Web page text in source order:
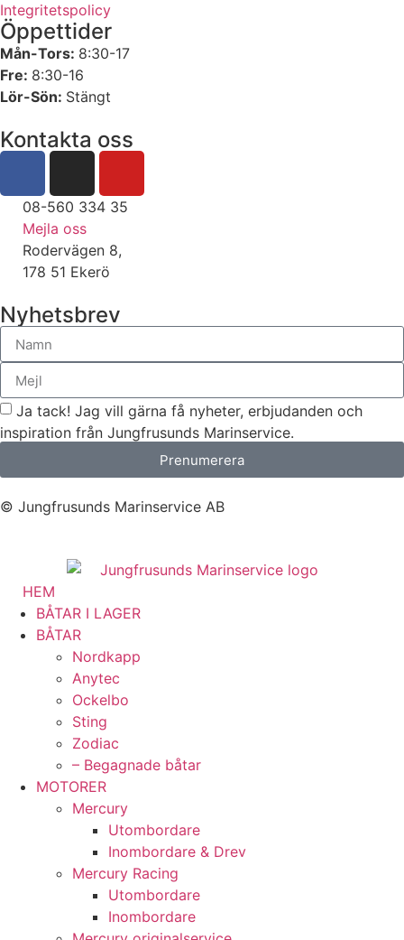
Integritetspolicy
Öppettider
Mån-Tors: 8:30-17
Fre: 8:30-16
Lör-Sön: Stängt
Kontakta oss
08-560 334 35
Mejla oss
Rodervägen 8,
178 51 Ekerö
Nyhetsbrev
Ja tack! Jag vill gärna få nyheter, erbjudanden och
inspiration från Jungfrusunds Marinservice.
Prenumerera
© Jungfrusunds Marinservice AB
HEM
BÅTAR I LAGER
BÅTAR
Nordkapp
Anytec
Ockelbo
Sting
Zodiac
– Begagnade båtar
MOTORER
Mercury
Utombordare
Inombordare & Drev
Mercury Racing
Utombordare
Inombordare